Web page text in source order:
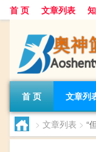
首 页 文章列表
首 页 文章列
> 文章列表 > “